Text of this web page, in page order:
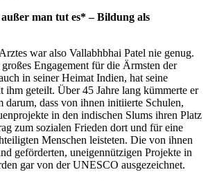
man tut es* – Bildung als
war also Vallabhbhai Patel nie genug.
Engagement für die Ärmsten der
in seiner Heimat Indien, hat seine
ihm geteilt. Über 45 Jahre lang kümmerte er
darum, dass von ihnen initiierte Schulen,
in den indischen Slums ihren Platz
zum sozialen Frieden dort und für eine
Menschen leisteten. Die von ihnen
geförderten, uneigennützigen Projekte in
gar von der UNESCO ausgezeichnet.